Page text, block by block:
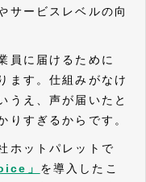
サービスレベルの向
員に届けるために
ます。仕組みがなけ
うえ、声が届いたと
りすぎるからです。
ホットパレットで
」 を導入したこ